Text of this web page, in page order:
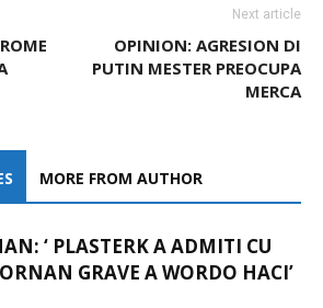
Next article
OPINION: AGRESION DI
PUTIN MESTER PREOCUPA
MERCA
MORE FROM AUTHOR
‘ PLASTERK A ADMITI CU
GRAVE A WORDO HACI’